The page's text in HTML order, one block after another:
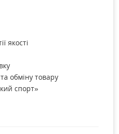
якості
обміну товару
спорт»